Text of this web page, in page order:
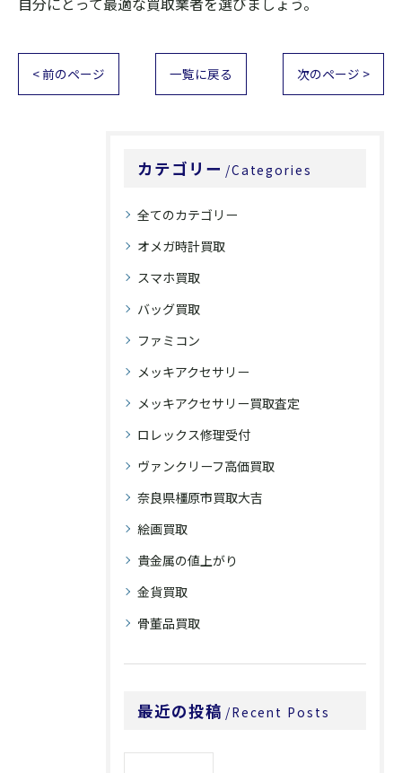
< 前のページ 一覧に戻る 次のページ >
カテゴリー Categories
全てのカテゴリー
オメガ時計買取
スマホ買取
バッグ買取
ファミコン
メッキアクセサリー
メッキアクセサリー買取査定
ロレックス修理受付
ヴァンクリーフ高価買取
奈良県橿原市買取大吉
絵画買取
貴金属の値上がり
金貨買取
骨董品買取
最近の投稿 Recent Posts